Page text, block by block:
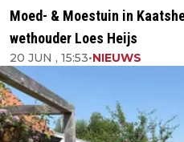
Moed- & Moestuin in
wethouder Loes Heijs
20 JUN , 15:53•NIEUWS